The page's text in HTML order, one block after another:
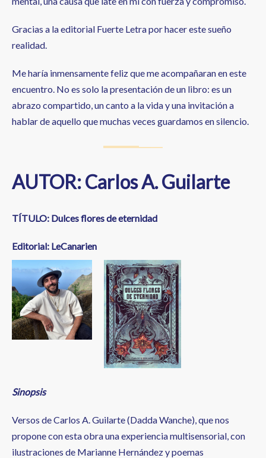
Gracias a la editorial Fuerte Letra por hacer este sueño
realidad.
Me haría inmensamente feliz que me acompañaran en este
encuentro. No es solo la presentación de un libro: es un
abrazo compartido, un canto a la vida y una invitación a
hablar de aquello que muchas veces guardamos en silencio.
AUTOR: Carlos A. Guilarte
TÍTULO: Dulces flores de eternidad
Editorial: LeCanarien
Sinopsis
Versos de Carlos A. Guilarte (Dadda Wanche), que nos
propone con esta obra una experiencia multisensorial, con
ilustraciones de Marianne Hernández y poemas